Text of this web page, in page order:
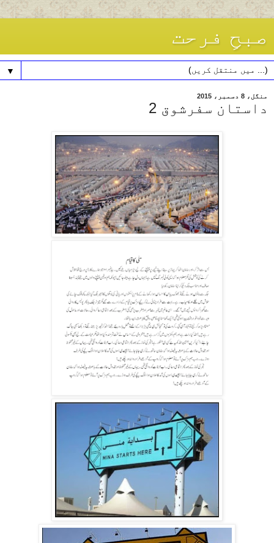
صبحِ فرحت
▼
منگل، 8 دسمبر، 2015
داستان سفرشوق 2